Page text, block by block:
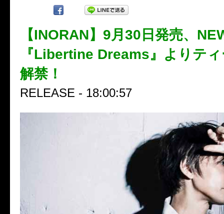
【INORAN】9月30日発売、
『Libertine Dreams』よりテ
解禁！
RELEASE - 18:00:57